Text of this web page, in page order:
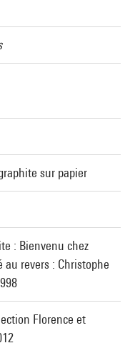
sur papier
: Bienvenu chez
au revers : Christophe
Florence et